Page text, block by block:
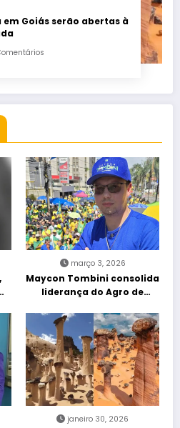
em Goiás serão abertas à
março 3, 2026
Maycon Tombini consolida
liderança do Agro de
“Acorda Brasil” em Goiânia
janeiro 30, 2026